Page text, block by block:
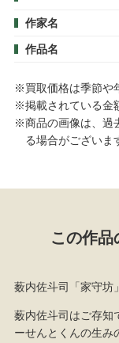
作家名
作品名
※買取価格は季節や
※掲載されている金
※商品の画像は、過
る場合がございま
この作品
薮内佐斗司「家守坊
薮内佐斗司はご存知
ーせんとくんの生み